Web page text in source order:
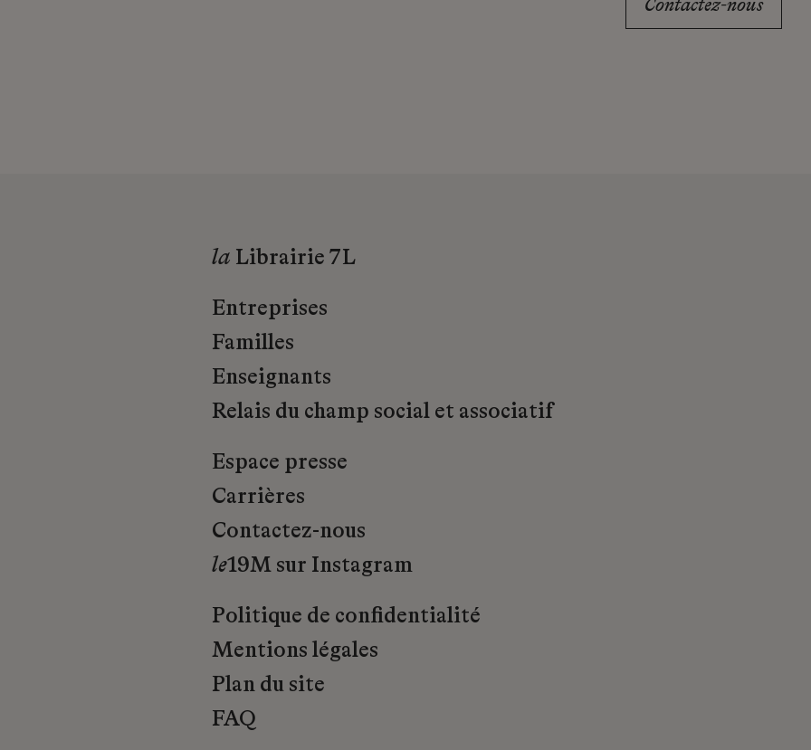
Contactez-nous
la Librairie 7L
Entreprises
Familles
Enseignants
Relais du champ social et associatif
Espace presse
Carrières
Contactez-nous
le19M sur Instagram
Politique de confidentialité
Mentions légales
Plan du site
FAQ